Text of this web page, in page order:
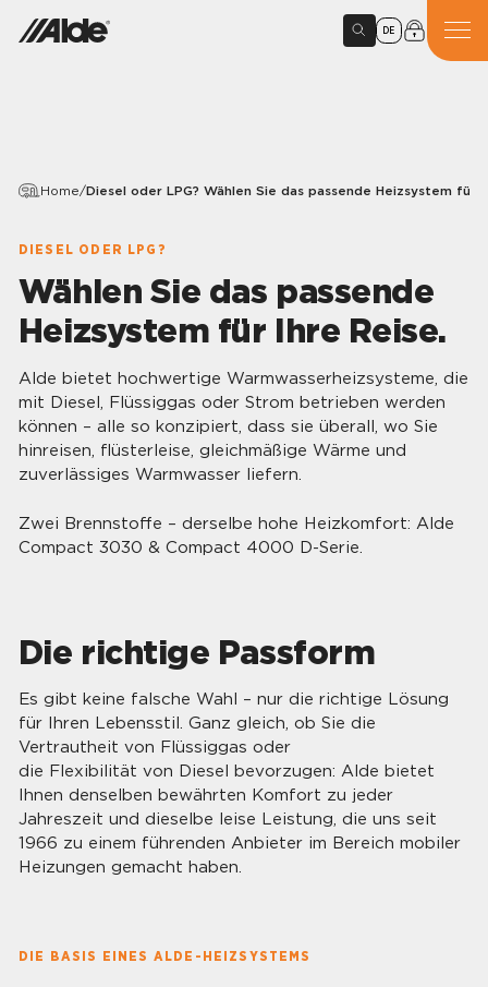
DE
Home/Diesel oder LPG? Wählen Sie das passende Heizsystem für
DIESEL ODER LPG?
Wählen Sie das passende
Heizsystem für Ihre Reise.
Alde bietet hochwertige Warmwasserheizsysteme, die
mit Diesel, Flüssiggas oder Strom betrieben werden
können – alle so konzipiert, dass sie überall, wo Sie
hinreisen, flüsterleise, gleichmäßige Wärme und
zuverlässiges Warmwasser liefern.
Zwei Brennstoffe – derselbe hohe Heizkomfort: Alde
Compact 3030 & Compact 4000 D-Serie.
Die richtige Passform
Es gibt keine falsche Wahl – nur die richtige Lösung
für Ihren Lebensstil. Ganz gleich, ob Sie die
Vertrautheit von Flüssiggas oder
die Flexibilität von Diesel bevorzugen: Alde bietet
Ihnen denselben bewährten Komfort zu jeder
Jahreszeit und dieselbe leise Leistung, die uns seit
1966 zu einem führenden Anbieter im Bereich mobiler
Heizungen gemacht haben.
DIE BASIS EINES ALDE-HEIZSYSTEMS